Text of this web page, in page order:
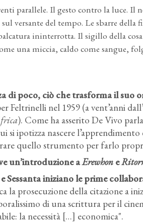
parallele. Il gesto contro la luce. Il
versante del tempo. Le sbarre della
ininterrotta. Il sigillo della
una miccia, caldo come sangue,
di poco, ciò che trasforma il suo
Feltrinelli nel 1959 (a vent’anni
). Come ha asserito De Vivo
si ipotizza nascere
quello strumento per farlo
un’introduzione aErewhon e
Sessanta iniziano le prime
la prosecuzione della citazione a
di una scrittura per il
la necessità […] economica".